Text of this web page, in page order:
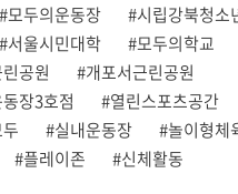
#모두의운동장
#시립강북청소
#서울시민대학
#모두의학교
공원
#개포서근린공원
장3호점
#열린스포츠공간
#실내운동장
#놀이형체
#플레이존 #신체활동